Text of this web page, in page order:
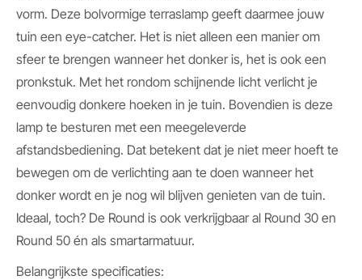
vorm. Deze bolvormige terraslamp geeft daarmee jouw
tuin een eye-catcher. Het is niet alleen een manier om
sfeer te brengen wanneer het donker is, het is ook een
pronkstuk. Met het rondom schijnende licht verlicht je
eenvoudig donkere hoeken in je tuin. Bovendien is deze
lamp te besturen met een meegeleverde
afstandsbediening. Dat betekent dat je niet meer hoeft te
bewegen om de verlichting aan te doen wanneer het
donker wordt en je nog wil blijven genieten van de tuin.
Ideaal, toch? De Round is ook verkrijgbaar al Round 30 en
Round 50 én als smartarmatuur.
Belangrijkste specificaties: